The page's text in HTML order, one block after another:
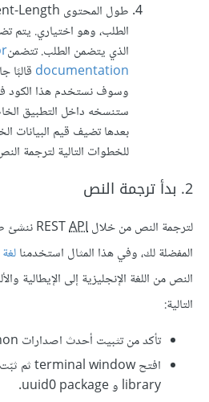
الطلب، وهو اختياري. يتم
الذي يتضمن الطلب. تتضمن
documentation قالبًا
وسوف نستخدم هذا الكود
ستنسخه داخل التطبيق
بعدها تضيف قيم البيانات
للخطوات التالية لترجمة
2. بدأ ترجمة النص
لترجمة النص من خلال RESTAPI
المفضلة لك، وفي هذا المثال استخدمنالغة Python
النص من اللغة الإنجليزية إلى الإيطالية
التالية:
تأكد من تثبيت أحدث اصدارات Python على حاسوبك.
library و uuid0 package.